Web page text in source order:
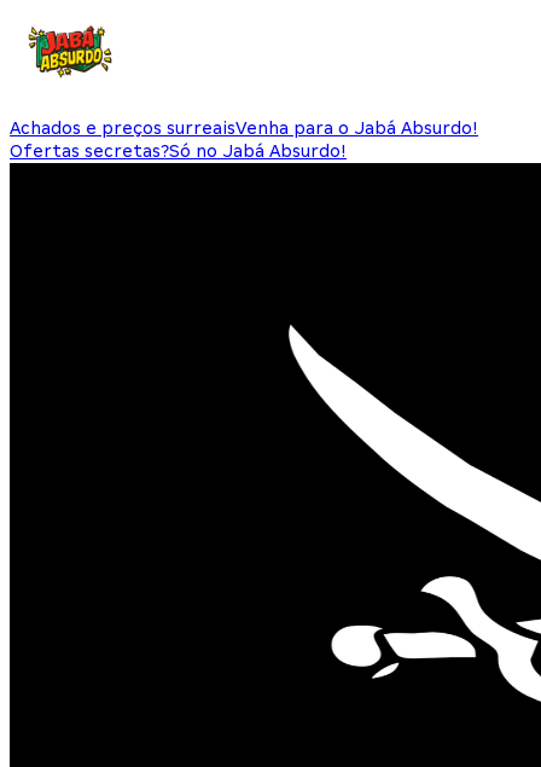
Achados e preços surreaisVenha para o Jabá Absurdo!
Ofertas secretas?Só no Jabá Absurdo!